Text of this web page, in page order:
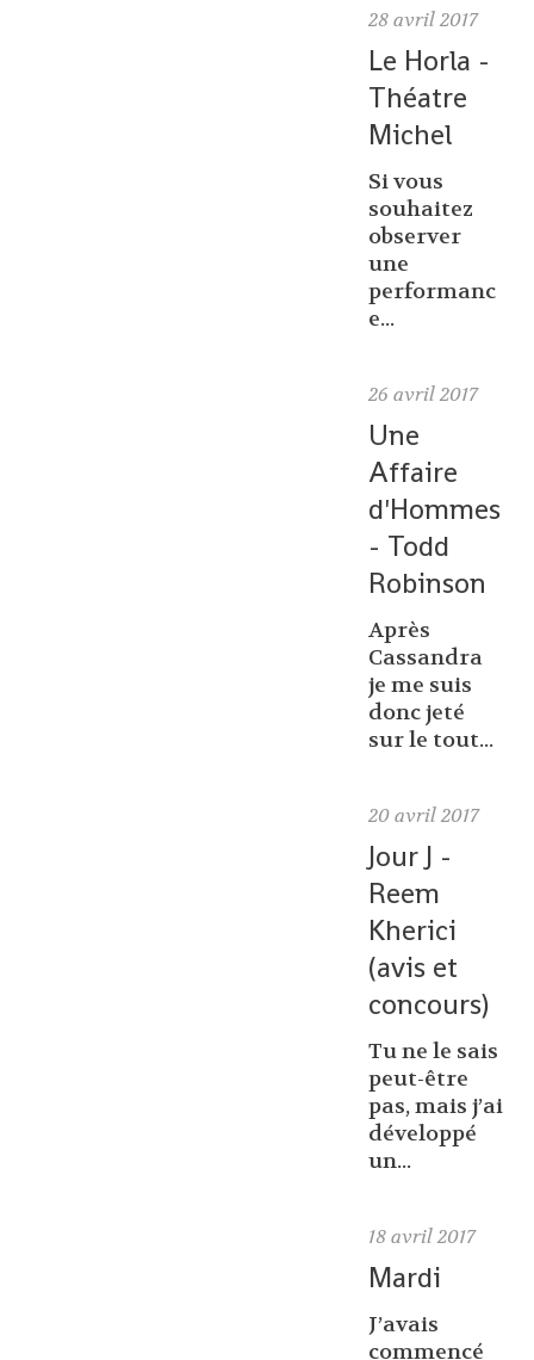
28 avril 2017
Le Horla -
Théatre
Michel
Si vous
souhaitez
observer
une
performanc
e...
26 avril 2017
Une
Affaire
d'Hommes
- Todd
Robinson
Après
Cassandra
je me suis
donc jeté
sur le tout...
20 avril 2017
Jour J -
Reem
Kherici
(avis et
concours)
Tu ne le sais
peut-être
pas, mais j’ai
développé
un...
18 avril 2017
Mardi
J’avais
commencé